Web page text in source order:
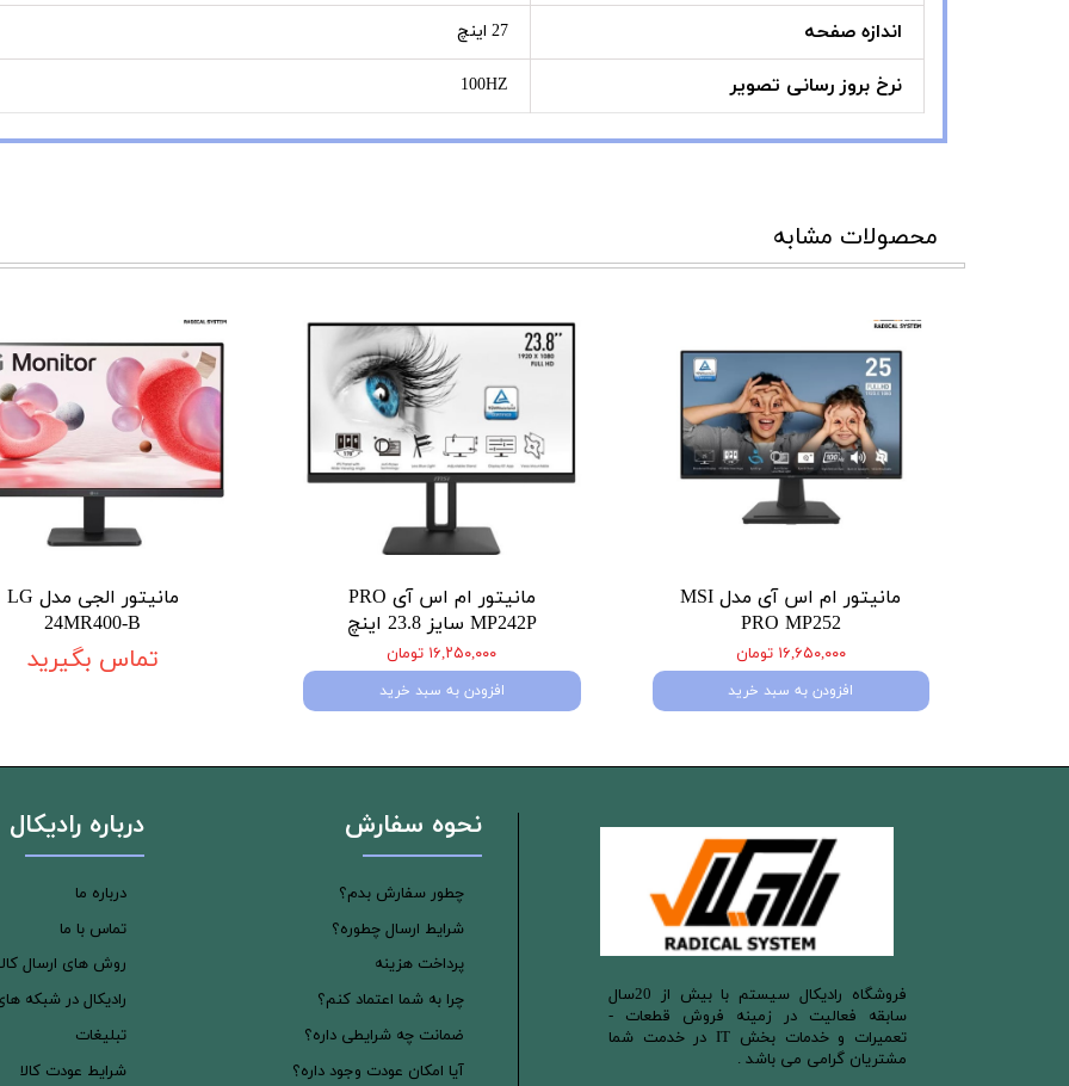
اندازه صفحه 27 اینچ
نرخ بروز رسانی تصویر 100HZ
محصولات مشابه
مانیتور ام اس آی مدل MSI
PRO MP252
۱۶,۶۵۰,۰۰۰ تومان
افزودن به سبد خرید
مانیتور ام اس آی PRO
MP242P سایز 23.8 اینچ
۱۶,۲۵۰,۰۰۰ تومان
افزودن به سبد خرید
مانیتور الجی مدل LG
24MR400-B
تماس بگیرید
​فروشگاه رادیکال سیستم با بیش از 20سال
سابقه فعالیت در زمینه فروش قطعات -
تعمیرات و خدمات بخش IT در خدمت شما
مشتریان گرامی می باشد .
نحوه سفارش
چطور سفارش بدم؟
شرایط ارسال چطوره؟
پرداخت هزینه
چرا به شما اعتماد کنم؟
ضمانت چه شرایطی داره؟
آیا امکان عودت وجود داره؟
درباره رادیکال
درباره ما
تماس با ما
روش های ارسال
رادیکال در شبکه
تبلیغات
شرایط عودت کالا